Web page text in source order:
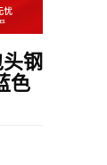
钢
色